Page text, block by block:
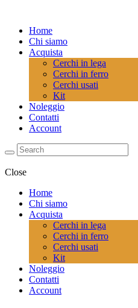
Home
Chi siamo
Acquista
Cerchi in lega
Cerchi in ferro
Cerchi usati
Kit
Noleggio
Contatti
Account
Close
Home
Chi siamo
Acquista
Cerchi in lega
Cerchi in ferro
Cerchi usati
Kit
Noleggio
Contatti
Account